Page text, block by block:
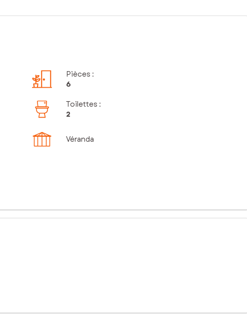
Pièces :
6
Toilettes :
2
Véranda
cuisine aménagée et équipée, véranda, à l'étage , 4 vastes